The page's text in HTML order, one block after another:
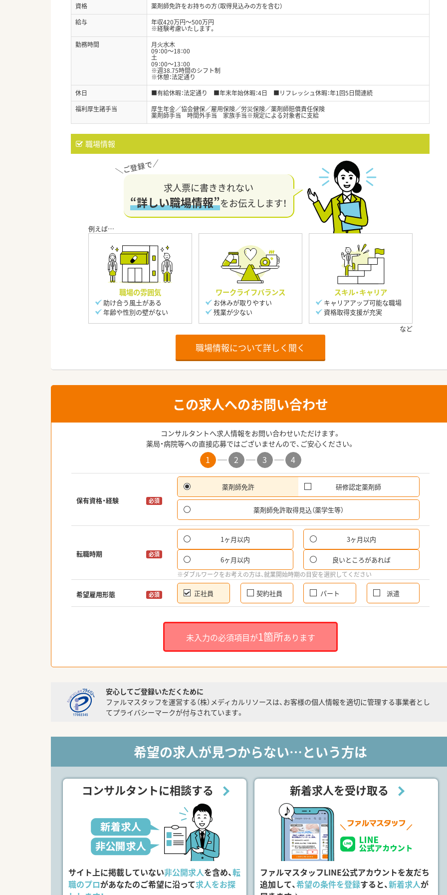
資格
薬剤師免許をお持ちの方（取得見込みの方を含む）
給与
年収420万円～500万円
※経験考慮いたします。
勤務時間
月火水木
09：00～18：00
土
09：00～13：00
※週38.75時間のシフト制
※休憩：法定通り
休日
■有給休暇：法定通り ■年末年始休暇：4日 ■リフレッシュ休暇：年1回5日間連続
福利厚生諸手当
厚生年金／協会健保／雇用保険／労災保険／薬剤師賠償責任保険
薬剤師手当 時間外手当 家族手当※規定による対象者に支給
職場情報
求人票に書ききれない
“詳しい職場情報”をお伝えします！
職場の雰囲気
助け合う風土がある
年齢や性別の壁がない
ワークライフバランス
お休みが取りやすい
残業が少ない
スキル・キャリア
キャリアアップ可能な職場
資格取得支援が充実
職場情報について詳しく聞く
この求人へのお問い合わせ
コンサルタントへ求人情報をお問い合わせいただけます。
薬局・病院等への直接応募ではございませんので、ご安心ください。
1 2 3 4
保有資格・経験 必須
薬剤師免許 研修認定薬剤師
薬剤師免許取得見込（薬学生等）
転職時期 必須
1ヶ月以内 3ヶ月以内
6ヶ月以内 良いところがあれば
※ダブルワークをお考えの方は、就業開始時期の目安を選択してください
希望雇用形態 必須 正社員 契約社員 パート 派遣
未入力の必須項目が1箇所あります
安心してご登録いただくために
ファルマスタッフを運営する（株）メディカルリソースは、お客様の個人情報を適切に管理する事業者とし
てプライバシーマークが付与されています。
希望の求人が見つからない…という方は
コンサルタントに相談する
サイト上に掲載していない非公開求人を含め、転
職のプロがあなたのご希望に沿って求人をお探
新着求人を受け取る
ファルマスタッフLINE公式アカウントを友だち
追加して、希望の条件を登録すると、新着求人が